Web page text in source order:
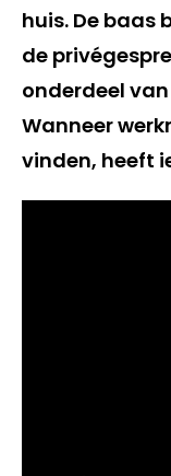
huis. De baas
de
onderdeel
Wanneer
vinden, heeft